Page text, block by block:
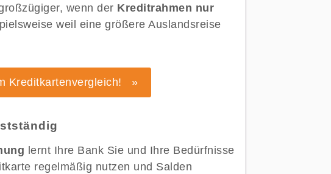
wenn der Kreditrahmen nur
weil eine größere Auslandsreise
Kreditkartenvergleich! »
lernt Ihre Bank Sie und Ihre Bedürfnisse
regelmäßig nutzen und Salden